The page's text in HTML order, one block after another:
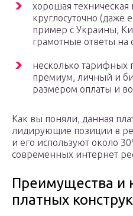
хорошая
круглосуточно (даже
пример с Украины,
грамотные ответы на
несколько тарифных
премиум, личный и
размером оплаты и
Как вы поняли, данная
лидирующие позиции в
и его используют около
современных интернет
Преимущества и
платных